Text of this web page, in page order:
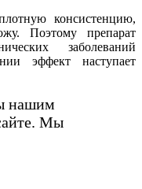
консистенцию,
Поэтому препарат
заболеваний
эффект наступает
нашим
Мы